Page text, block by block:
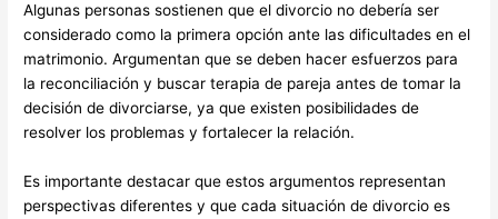
Algunas personas sostienen que el divorcio no debería ser
considerado como la primera opción ante las dificultades en el
matrimonio. Argumentan que se deben hacer esfuerzos para
la reconciliación y buscar terapia de pareja antes de tomar la
decisión de divorciarse, ya que existen posibilidades de
resolver los problemas y fortalecer la relación.
Es importante destacar que estos argumentos representan
perspectivas diferentes y que cada situación de divorcio es